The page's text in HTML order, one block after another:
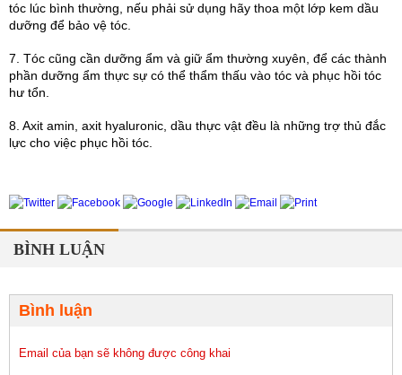
tóc lúc bình thường, nếu phải sử dụng hãy thoa một lớp kem dầu
dưỡng để bảo vệ tóc.
7. Tóc cũng cần dưỡng ẩm và giữ ẩm thường xuyên, để các thành
phần dưỡng ẩm thực sự có thể thẩm thấu vào tóc và phục hồi tóc
hư tổn.
8. Axit amin, axit hyaluronic, dầu thực vật đều là những trợ thủ đắc
lực cho việc phục hồi tóc.
BÌNH LUẬN
Bình luận
Email của bạn sẽ không được công khai